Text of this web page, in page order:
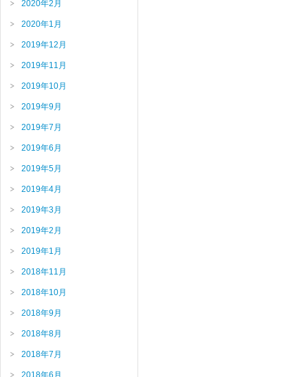
2020年2月
2020年1月
2019年12月
2019年11月
2019年10月
2019年9月
2019年7月
2019年6月
2019年5月
2019年4月
2019年3月
2019年2月
2019年1月
2018年11月
2018年10月
2018年9月
2018年8月
2018年7月
2018年6月